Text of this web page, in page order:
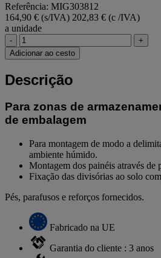
Referência: MIG303812
164,90 € (s/IVA) 202,83 € (c /IVA)
a unidade
-
+
Adicionar ao cesto
Descrição
Para zonas de
de embalagem
Para montagem de modo a
ambiente húmido.
Montagem dos painéis através de
Fixação das divisórias ao solo
Pés, parafusos e reforços fornecidos.
Fabricado na UE
Garantia do cliente : 3 anos